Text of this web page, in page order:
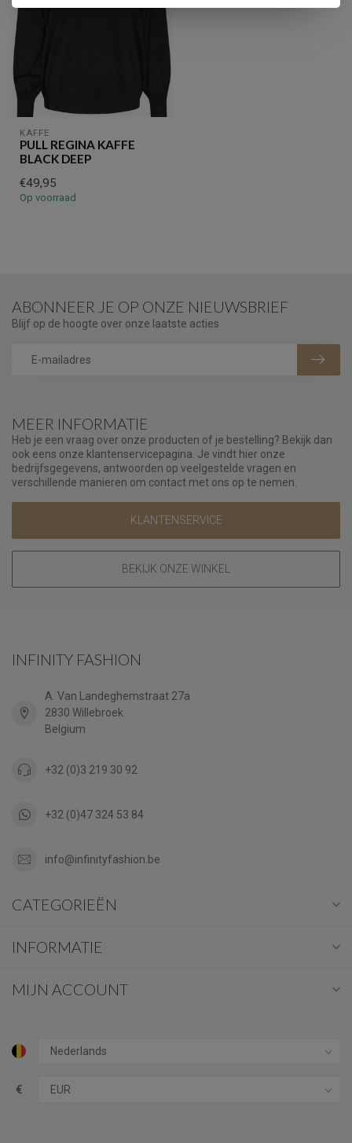
KAFFE
PULL REGINA KAFFE
BLACK DEEP
€49,95
Op voorraad
MEER INFORMATIE
Heb je een vraag over onze producten of je bestelling? Bekijk dan
ook eens onze klantenservicepagina. Je vindt hier onze
bedrijfsgegevens, antwoorden op veelgestelde vragen en
verschillende manieren om contact met ons op te nemen.
KLANTENSERVICE
BEKIJK ONZE WINKEL
ABONNEER JE OP ONZE NIEUWSBRIEF
Blijf op de hoogte over onze laatste acties
INFINITY FASHION
A. Van Landeghemstraat 27a
2830 Willebroek
Belgium
+32 (0)3 219 30 92
+32 (0)47 324 53 84
info@infinityfashion.be
CATEGORIEËN
INFORMATIE
MIJN ACCOUNT
€